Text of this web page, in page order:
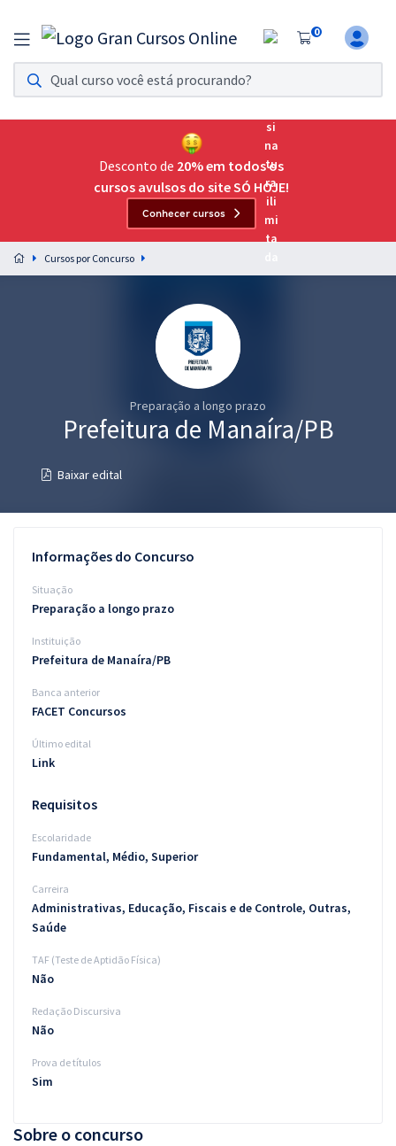
0
Assinatura Ilimitada 11
Acesso a todos os cursos. Teste grátis por 7 dias!
Assinatura OAB Até Passar
Acesso ilimitado a toda preparação para o Exame da
Preparação completa e intensiva para as principais
residências em saúde do Brasil
Conteúdo gratuito
Desconto de 20% em todos os
cursos avulsos do site SÓ HOJE!
Conhecer cursos
Cursos por Concurso
Preparação a longo prazo
Prefeitura de Manaíra/PB
Baixar edital
Sobre o concurso
Informações do Concurso
Situação
Preparação a longo prazo
Instituição
Prefeitura de Manaíra/PB
Banca anterior
FACET Concursos
Último edital
Link
Requisitos
Escolaridade
Fundamental, Médio, Superior
Carreira
Administrativas, Educação, Fiscais e de Controle, Outras,
Saúde
TAF (Teste de Aptidão Física)
Não
Redação Discursiva
Não
Prova de títulos
Sim